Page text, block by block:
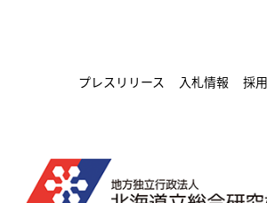
プレスリリース 入札情報 採